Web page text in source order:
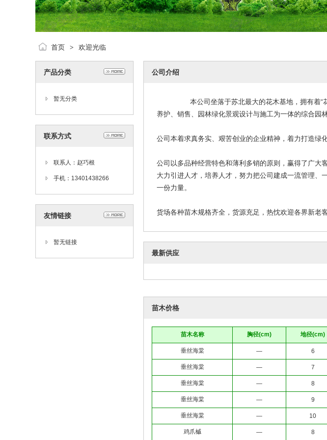
首页 > 欢迎光临
产品分类
暂无分类
联系方式
联系人：赵巧根
手机：13401438266
友情链接
暂无链接
公司介绍
本公司坐落于苏北最大的花木基地，拥有着“花木
养护、销售、园林绿化景观设计与施工为一体的综合园
公司本着求真务实、艰苦创业的企业精神，着力打造绿
公司以多品种经营特色和薄利多销的原则，赢得了广大
大力引进人才，培养人才，努力把公司建成一流管理、
一份力量。
货场各种苗木规格齐全，货源充足，热忱欢迎各界新老
最新供应
苗木价格
苗木名称 胸径(cm) 地径(cm)
垂丝海棠 — 6
垂丝海棠 — 7
垂丝海棠 — 8
垂丝海棠 — 9
垂丝海棠 — 10
鸡爪槭 — 8